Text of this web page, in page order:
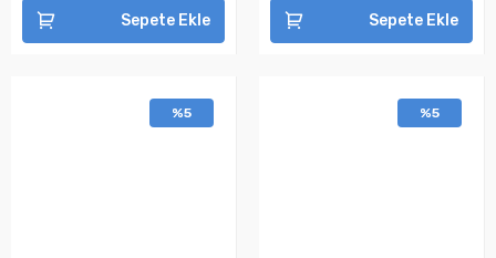
Sepete Ekle Sepete Ekle
%5 %5